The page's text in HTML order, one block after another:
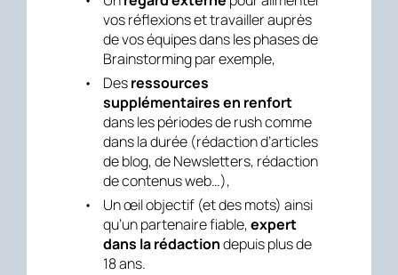
vos réflexions et travailler auprès
de vos équipes dans les phases de
Brainstorming par exemple,
Desressources
supplémentaires en renfort
dans les périodes de rush comme
dans la durée (rédaction d’articles
de blog, de Newsletters, rédaction
de contenus web…),
Un œil objectif (et des mots) ainsi
qu’un partenaire fiable,expert
dans la rédactiondepuis plus de
18 ans.